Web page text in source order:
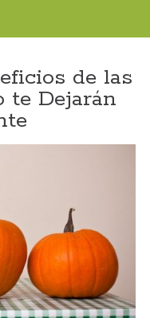
de las
te Dejarán